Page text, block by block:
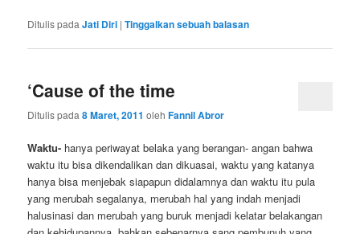
Ditulis pada Jati Diri |Tinggalkan sebuah balasan
‘Cause of the time
Ditulis pada8 Maret, 2011 olehFannil Abror
Waktu- hanya periwayat belaka yang berangan- angan bahwa
waktu itu bisa dikendalikan dan dikuasai, waktu yang katanya
hanya bisa menjebak siapapun didalamnya dan waktu itu pula
yang merubah segalanya, merubah hal yang indah menjadi
halusinasi dan merubah yang buruk menjadi kelatar belakangan